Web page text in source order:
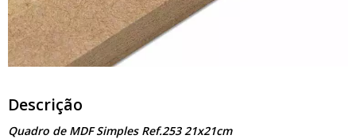
Descrição
Quadro de MDF Simples Ref.253 21x21cm